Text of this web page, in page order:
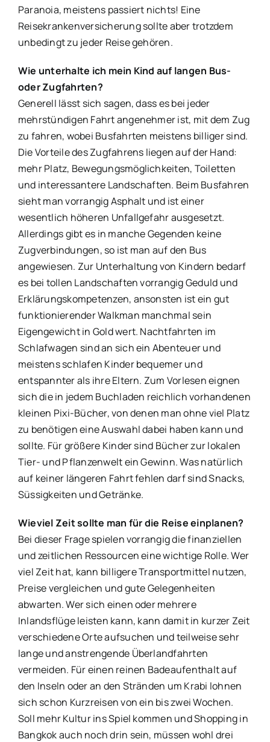
Paranoia, meistens passiert nichts! Eine
Reisekrankenversicherung sollte aber trotzdem
unbedingt zu jeder Reise gehören.
Wie unterhalte ich mein Kind auf langen Bus-
oder Zugfahrten?
Generell lässt sich sagen, dass es bei jeder
mehrstündigen Fahrt angenehmer ist, mit dem Zug
zu fahren, wobei Busfahrten meistens billiger sind.
Die Vorteile des Zugfahrens liegen auf der Hand:
mehr Platz, Bewegungsmöglichkeiten, Toiletten
und interessantere Landschaften. Beim Busfahren
sieht man vorrangig Asphalt und ist einer
wesentlich höheren Unfallgefahr ausgesetzt.
Allerdings gibt es in manche Gegenden keine
Zugverbindungen, so ist man auf den Bus
angewiesen. Zur Unterhaltung von Kindern bedarf
es bei tollen Landschaften vorrangig Geduld und
Erklärungskompetenzen, ansonsten ist ein gut
funktionierender Walkman manchmal sein
Eigengewicht in Gold wert. Nachtfahrten im
Schlafwagen sind an sich ein Abenteuer und
meistens schlafen Kinder bequemer und
entspannter als ihre Eltern. Zum Vorlesen eignen
sich die in jedem Buchladen reichlich vorhandenen
kleinen Pixi-Bücher, von denen man ohne viel Platz
zu benötigen eine Auswahl dabei haben kann und
sollte. Für größere Kinder sind Bücher zur lokalen
Tier- und Pflanzenwelt ein Gewinn. Was natürlich
auf keiner längeren Fahrt fehlen darf sind Snacks,
Süssigkeiten und Getränke.
Wieviel Zeit sollte man für die Reise einplanen?
Bei dieser Frage spielen vorrangig die finanziellen
und zeitlichen Ressourcen eine wichtige Rolle. Wer
viel Zeit hat, kann billigere Transportmittel nutzen,
Preise vergleichen und gute Gelegenheiten
abwarten. Wer sich einen oder mehrere
Inlandsflüge leisten kann, kann damit in kurzer Zeit
verschiedene Orte aufsuchen und teilweise sehr
lange und anstrengende Überlandfahrten
vermeiden. Für einen reinen Badeaufenthalt auf
den Inseln oder an den Stränden um Krabi lohnen
sich schon Kurzreisen von ein bis zwei Wochen.
Soll mehr Kultur ins Spiel kommen und Shopping in
Bangkok auch noch drin sein, müssen wohl drei